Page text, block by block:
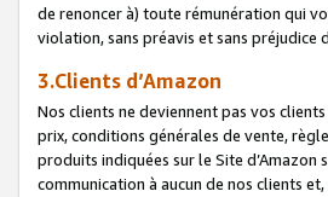
de renoncer à) toute rémunération qui
violation, sans préavis et sans
3.Clients d’Amazon
Nos clients ne deviennent pas vos
prix, conditions générales de vente,
produits indiquées sur le Site
communication à aucun de nos clients